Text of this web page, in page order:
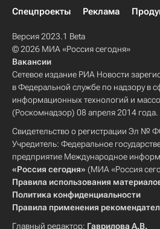
Спецпроекты
Реклама
Версия 2023.1 Beta
© 2026 МИА «Россия сегодня»
Вакансии
Сетевое издание РИА Новости
в Федеральной службе по надзору в
информационных технологий и
(Роскомнадзор) 08 апреля 2014 года.
Свидетельство о регистрации Эл №
Учредитель: Федеральное
предприятие Международное
«Россия сегодня» (МИА «Россия
Правила использования
Политика конфиденциальности
Правила применения
Главный редактор: Гаврилова А.В.